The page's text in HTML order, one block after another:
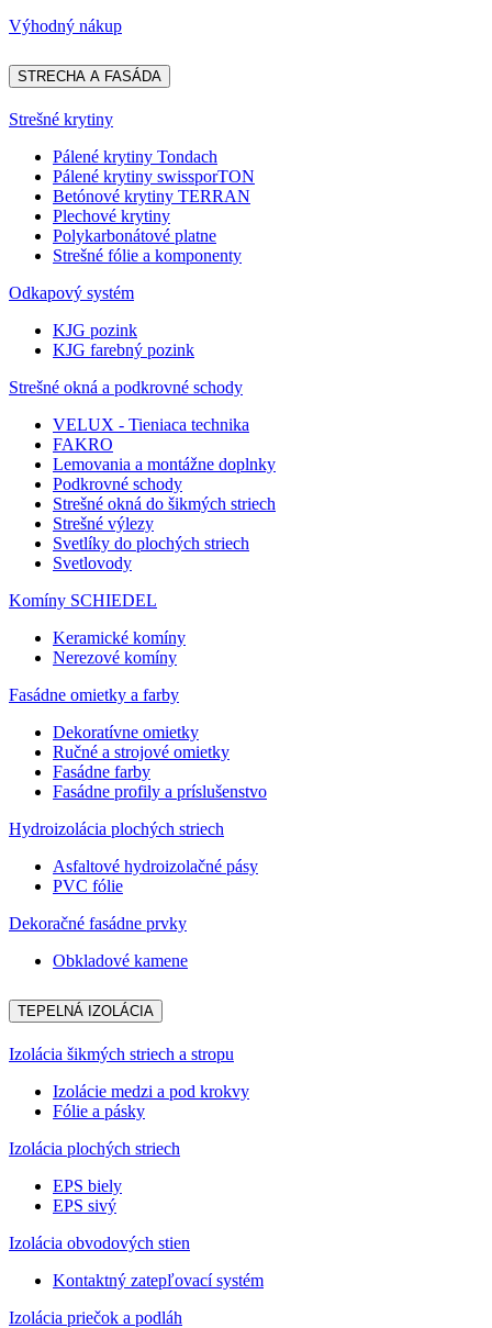
Výhodný nákup
STRECHA A FASÁDA
Strešné krytiny
Pálené krytiny Tondach
Pálené krytiny swissporTON
Betónové krytiny TERRAN
Plechové krytiny
Polykarbonátové platne
Strešné fólie a komponenty
Odkapový systém
KJG pozink
KJG farebný pozink
Strešné okná a podkrovné schody
VELUX - Tieniaca technika
FAKRO
Lemovania a montážne doplnky
Podkrovné schody
Strešné okná do šikmých striech
Strešné výlezy
Svetlíky do plochých striech
Svetlovody
Komíny SCHIEDEL
Keramické komíny
Nerezové komíny
Fasádne omietky a farby
Dekoratívne omietky
Ručné a strojové omietky
Fasádne farby
Fasádne profily a príslušenstvo
Hydroizolácia plochých striech
Asfaltové hydroizolačné pásy
PVC fólie
Dekoračné fasádne prvky
Obkladové kamene
TEPELNÁ IZOLÁCIA
Izolácia šikmých striech a stropu
Izolácie medzi a pod krokvy
Fólie a pásky
Izolácia plochých striech
EPS biely
EPS sivý
Izolácia obvodových stien
Kontaktný zatepľovací systém
Izolácia priečok a podláh